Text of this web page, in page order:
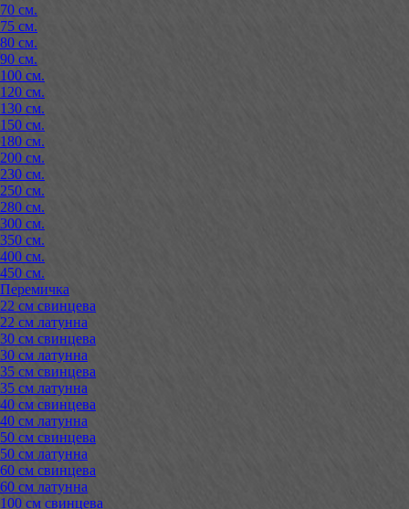
70 см.
75 см.
80 см.
90 см.
100 см.
120 см.
130 см.
150 см.
180 см.
200 см.
230 см.
250 см.
280 см.
300 см.
350 см.
400 см.
450 см.
Перемичка
22 см свинцева
22 см латунна
30 см свинцева
30 см латунна
35 см свинцева
35 см латунна
40 см свинцева
40 см латунна
50 см свинцева
50 см латунна
60 см свинцева
60 см латунна
100 см свинцева